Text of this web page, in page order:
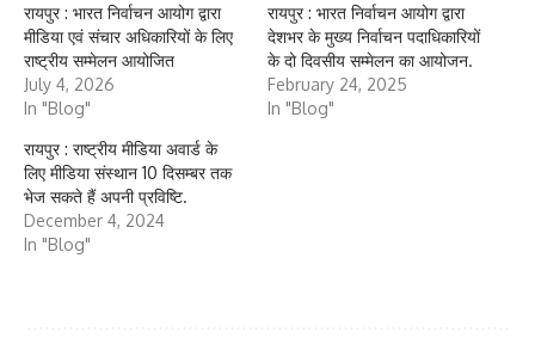
रायपुर : भारत निर्वाचन आयोग द्वारा
मीडिया एवं संचार अधिकारियों के लिए
राष्ट्रीय सम्मेलन आयोजित
July 4, 2026
In "Blog"
रायपुर : भारत निर्वाचन आयोग द्वारा
देशभर के मुख्य निर्वाचन पदाधिकारियों
के दो दिवसीय सम्मेलन का आयोजन.
February 24, 2025
In "Blog"
रायपुर : राष्ट्रीय मीडिया अवार्ड के
लिए मीडिया संस्थान 10 दिसम्बर तक
भेज सकते हैं अपनी प्रविष्टि.
December 4, 2024
In "Blog"